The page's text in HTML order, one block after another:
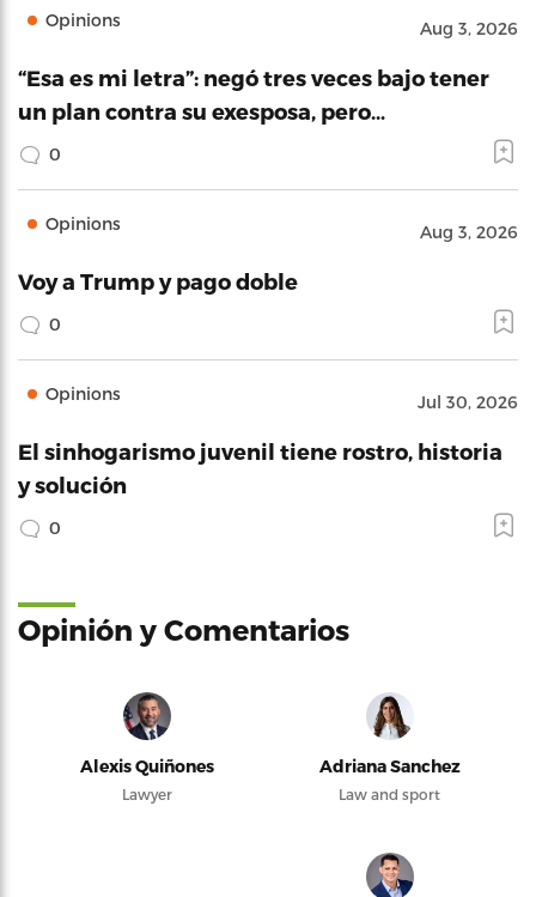
Opinions Aug 3, 2026
“Esa es mi letra”: negó tres veces bajo tener
un plan contra su exesposa, pero…
0
Opinions Aug 3, 2026
Voy a Trump y pago doble
0
Opinions Jul 30, 2026
El sinhogarismo juvenil tiene rostro, historia
y solución
0
Opinión y Comentarios
Alexis Quiñones
Lawyer
Adriana Sanchez
Law and sport